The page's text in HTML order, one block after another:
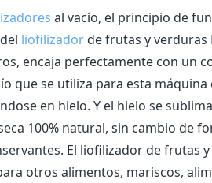
al vacío, el principio de
liofilizadorde frutas y verduras
encaja perfectamente con un
que se utiliza para esta
en hielo. Y el hielo se
100% natural, sin cambio de
El liofilizador de frutas
otros alimentos, mariscos,